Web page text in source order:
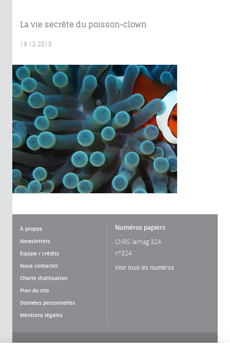
La vie secrète du poisson-clown
19.12.2018
À propos
Newsletters
Équipe / crédits
Nous contacter
Charte d'utilisation
Plan du site
Données personnelles
Mentions légales
Numéros papiers
CNRS lemag 324
n°324
Voir tous les numéros